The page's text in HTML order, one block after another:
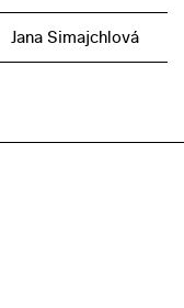
Jana Simajchlová